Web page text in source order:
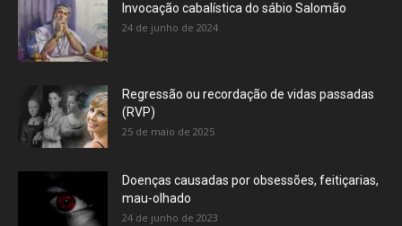
Invocação cabalística do sábio Salomão
24 de junho de 2024
Regressão ou recordação de vidas passadas
(RVP)
25 de maio de 2025
Doenças causadas por obsessões, feitiçarias,
mau-olhado
24 de junho de 2023